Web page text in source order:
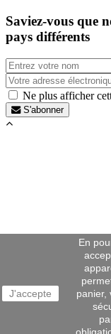
J'accepte
En
panier,
Saviez-vous que
pays différents
Ne plus afficher
S'abonner